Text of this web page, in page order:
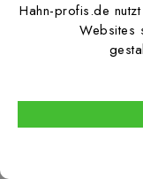
Hahn-profis.de
Websites